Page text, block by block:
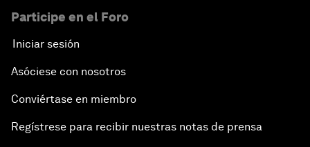
Participe en el Foro
Iniciar sesión
Asóciese con nosotros
Conviértase en miembro
Regístrese para recibir nuestras notas de prensa